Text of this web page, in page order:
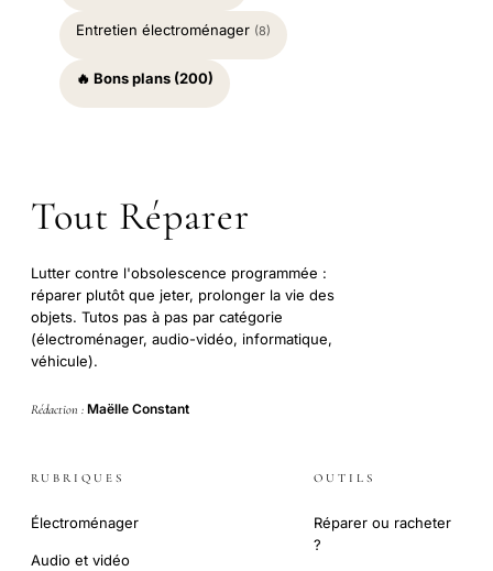
Entretien électroménager (8)
🔥 Bons plans (200)
Tout Réparer
Lutter contre l'obsolescence programmée :
réparer plutôt que jeter, prolonger la vie des
objets. Tutos pas à pas par catégorie
(électroménager, audio-vidéo, informatique,
véhicule).
Rédaction : Maëlle Constant
RUBRIQUES
Électroménager
Audio et vidéo
OUTILS
Réparer ou racheter
?